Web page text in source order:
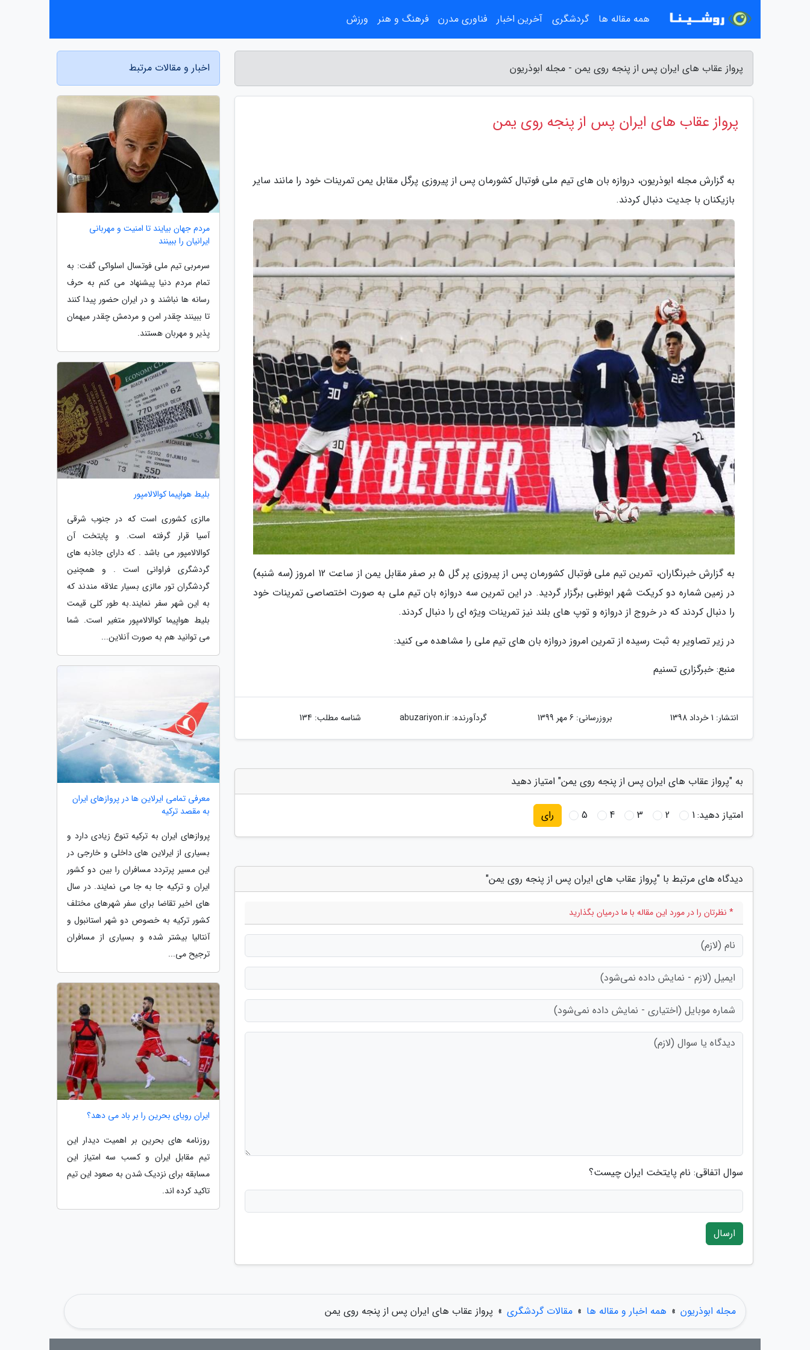
پرواز عقاب های ایران پس از پنجه روی یمن - مجله ابوذریون
پرواز عقاب های ایران پس از پنجه روی یمن
به گزارش مجله ابوذریون، دروازه بان های تیم ملی فوتبال کشورمان پس از پیروزی پرگل مقابل یمن تمرینات خود را مانند سایر
بازیکنان با جدیت دنبال کردند.
به گزارش خبرنگاران، تمرین تیم ملی فوتبال کشورمان پس از پیروزی پر گل 5 بر صفر مقابل یمن از ساعت 12 امروز (سه شنبه)
در زمین شماره دو کریکت شهر ابوظبی برگزار گردید. در این تمرین سه دروازه بان تیم ملی به صورت اختصاصی تمرینات خود
را دنبال کردند که در خروج از دروازه و توپ های بلند نیز تمرینات ویژه ای را دنبال کردند.
در زیر تصاویر به ثبت رسیده از تمرین امروز دروازه بان های تیم ملی را مشاهده می کنید:
منبع: خبرگزاری تسنیم
انتشار: 1 خرداد 1398 بروزرسانی: 6 مهر 1399 گردآورنده:abuzariyon.ir شناسه مطلب: 134
به "پرواز عقاب های ایران پس از پنجه روی یمن" امتیاز دهید
امتیاز دهید:1
2
3
4
5 رای
دیدگاه های مرتبط با "پرواز عقاب های ایران پس از پنجه روی یمن"
* نظرتان را در مورد این مقاله با ما درمیان بگذارید
سوال اتفاقی: نام پایتخت ایران چیست؟
ارسال
اخبار و مقالات مرتبط
مردم جهان بیایند تا امنیت و مهربانی
ایرانیان را ببینند
سرمربی تیم ملی فوتسال اسلواکی گفت: به
تمام مردم دنیا پیشنهاد می کنم به حرف
رسانه ها نباشند و در ایران حضور پیدا کنند
تا ببینند چقدر امن و مردمش چقدر میهمان
پذیر و مهربان هستند.
بلیط هواپیما کوالالامپور
مالزی کشوری است که در جنوب شرقی
آسیا قرار گرفته است. و پایتخت آن
کوالالامپور می باشد . که دارای جاذبه های
گردشگری فراوانی است . و همچنین
گردشگران تور مالزی بسیار علاقه مندند که
به این شهر سفر نمایند.به طور کلی قیمت
بلیط هواپیما کوالالامپور متغیر است. شما
می توانید هم به صورت آنلاین...
معرفی تمامی ایرلاین ها در پروازهای ایران
به مقصد ترکیه
پروازهای ایران به ترکیه تنوع زیادی دارد و
بسیاری از ایرلاین های داخلی و خارجی در
این مسیر پرتردد مسافران را بین دو کشور
ایران و ترکیه جا به جا می نمایند. در سال
های اخیر تقاضا برای سفر شهرهای مختلف
کشور ترکیه به خصوص دو شهر استانبول و
آنتالیا بیشتر شده و بسیاری از مسافران
ترجیح می...
ایران رویای بحرین را بر باد می دهد؟
روزنامه های بحرین بر اهمیت دیدار این
تیم مقابل ایران و کسب سه امتیاز این
مسابقه برای نزدیک شدن به صعود این تیم
تاکید کرده اند.
مجله ابوذریون » همه اخبار و مقاله ها » مقالات گردشگری » پرواز عقاب های ایران پس از پنجه روی یمن
همه مقاله ها گردشگری آخرین اخبار فناوری مدرن فرهنگ و هنر ورزش